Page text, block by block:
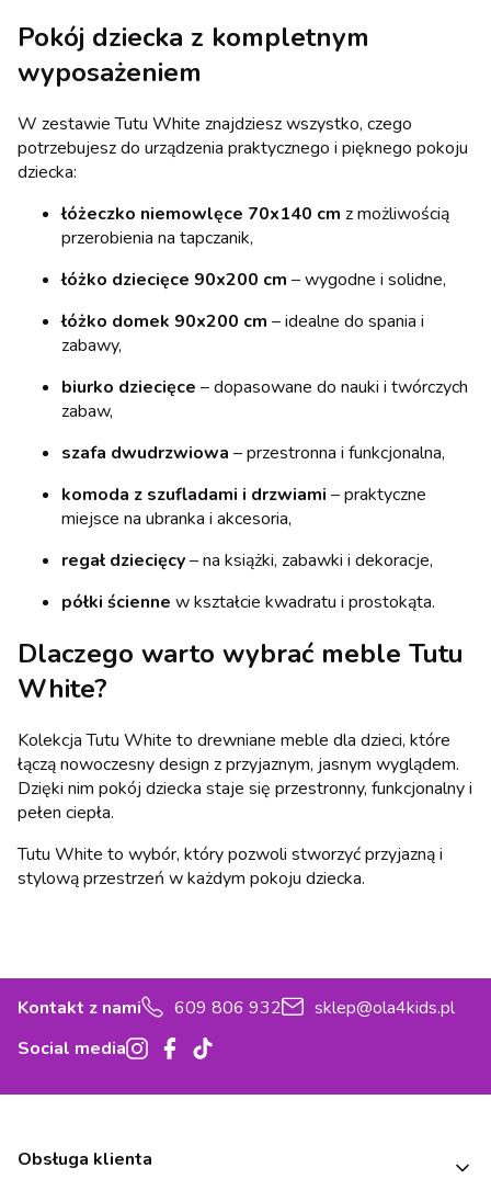
Pokój dziecka z kompletnym
wyposażeniem
W zestawie Tutu White znajdziesz wszystko, czego
potrzebujesz do urządzenia praktycznego i pięknego pokoju
dziecka:
łóżeczko niemowlęce 70x140 cm z możliwością
przerobienia na tapczanik,
łóżko dziecięce 90x200 cm – wygodne i solidne,
łóżko domek 90x200 cm – idealne do spania i
zabawy,
biurko dziecięce – dopasowane do nauki i twórczych
zabaw,
szafa dwudrzwiowa – przestronna i funkcjonalna,
komoda z szufladami i drzwiami – praktyczne
miejsce na ubranka i akcesoria,
regał dziecięcy– na książki, zabawki i dekoracje,
półki ścienne w kształcie kwadratu i prostokąta.
Dlaczego warto wybrać meble Tutu
White?
Kolekcja Tutu White to drewniane meble dla dzieci, które
łączą nowoczesny design z przyjaznym, jasnym wyglądem.
Dzięki nim pokój dziecka staje się przestronny, funkcjonalny i
pełen ciepła.
Tutu White to wybór, który pozwoli stworzyć przyjazną i
stylową przestrzeń w każdym pokoju dziecka.
Kontakt z nami 609 806 932
sklep@ola4kids.pl
Social media
Linki w stopce
Obsługa klienta